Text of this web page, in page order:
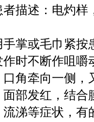
描述：电灼样
或毛巾紧按
时不断作咀
角牵向一侧，
部发红，结合
涕等症状，有